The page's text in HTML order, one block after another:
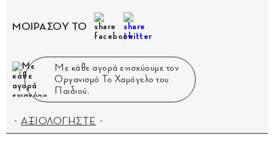
ΜΟΙΡΑΣΟΥ ΤΟ
Με κάθε αγορά ενισχύουμε τον
Οργανισμό Το Χαμόγελο του
Παιδιού.
ΑΞΙΟΛΟΓΗΣΤΕ